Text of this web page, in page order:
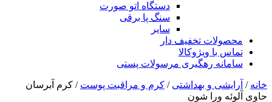
دستگاه اتو صورت
سنگ پا برقی
سایر
محصولات تخفیف دار
تماس با ویژوکالا
سامانه رهگیری مرسولات پستی
خانه / آرایشی و بهداشتی / کرم و مراقبت پوست / کرم آبرسان
حاوی آلوئه ورا شون